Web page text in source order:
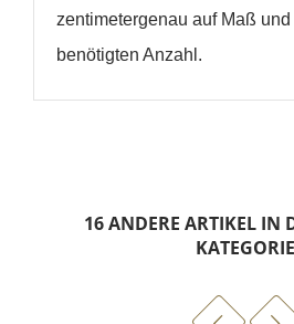
zentimetergenau auf Maß
benötigten Anzahl.
16 ANDERE ARTIKEL IN